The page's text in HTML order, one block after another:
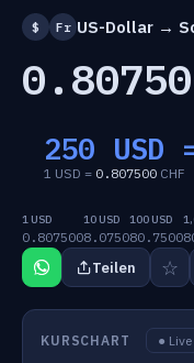
$ Fr US-Dollar →
250 USD
1 USD = 0.807500 CHF
1 USD
0.807500
10 USD
8.0750
100 USD
80.7500
Teilen ☆
KURSCHART ● Live